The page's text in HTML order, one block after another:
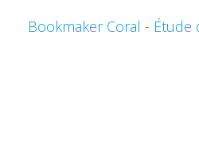
Bookmaker Coral - Étude